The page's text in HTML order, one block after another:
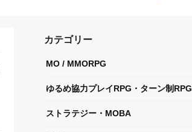
カテゴリー
MO / MMORPG
ゆるめ協力プレイRPG・ターン制RPG
ストラテジー・MOBA